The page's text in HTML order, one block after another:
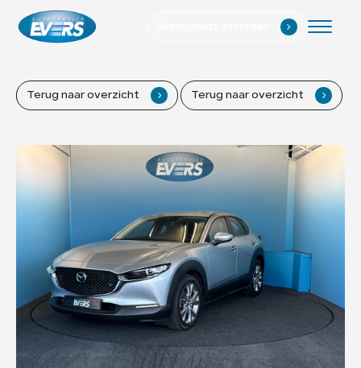
.
Aanbod
Werkplaats
Vacatures
Over ons
Contact
Terug naar overzicht . Terug naar overzicht .